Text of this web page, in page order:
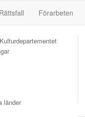
Rättsfall Förarbeten
länder